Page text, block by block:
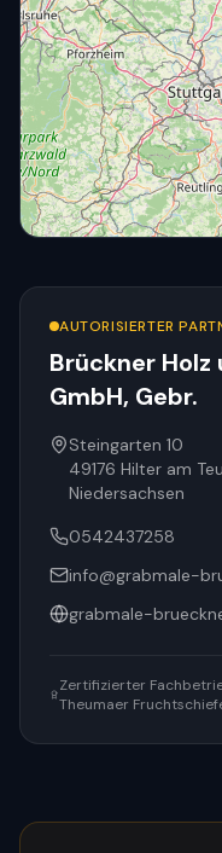
AUTORISIERTER
Brückner Holz
GmbH, Gebr.
Steingarten 10
49176 Hilter am
Niedersachsen
0542437258
info@grabmale-
grabmale-
Zertifizierter
Theumaer